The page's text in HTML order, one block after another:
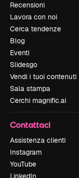
Recensioni
Lavora con noi
Cerca tendenze
Blog
Eventi
Slidesgo
Vendi i tuoi contenuti
Sala stampa
Cerchi magnific.ai
Contattaci
Assistenza clienti
Instagram
YouTube
LinkedIn